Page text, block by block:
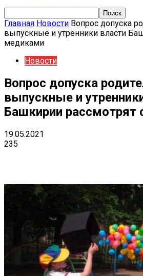
Главная Новости Вопрос допуска
выпускные и утренники власти
медиками
Новости
Вопрос допуска
выпускные и
Башкирии рассмотрят
19.05.2021
235